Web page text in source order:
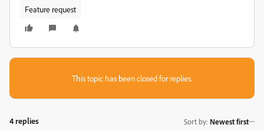
Feature request
This topic has been closed for replies.
4 replies Sort by: Newest first